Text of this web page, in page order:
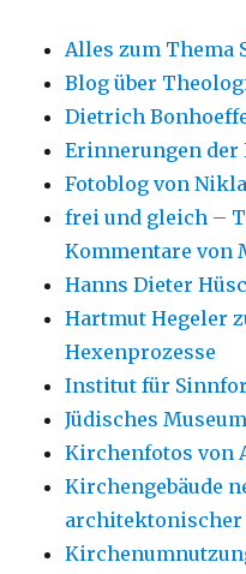
Alles zum Thema
Blog über
Dietrich
Erinnerungen
Fotoblog von
frei und gleich –
Kommentare von
Hanns Dieter
Hartmut Hegeler
Hexenprozesse
Institut für
Jüdisches
Kirchenfotos von
Kirchengebäude
architektonischer